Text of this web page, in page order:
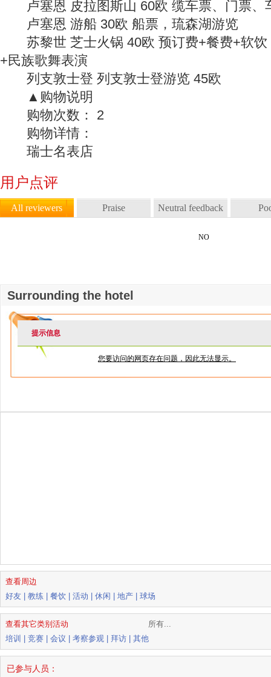
卢塞恩 皮拉图斯山 60欧 缆车票、门票、
卢塞恩 游船 30欧 船票，琉森湖游览
苏黎世 芝士火锅 40欧 预订费+餐费+软饮
+民族歌舞表演
列支敦士登 列支敦士登游览 45欧
▲购物说明
购物次数： 2
购物详情：
瑞士名表店
用户点评
Surrounding the hotel
查看周边
好友
教练 餐饮 活动 休闲 地产 球场
查看其它类别活动
所有...
培训
竞赛 会议 考察参观 拜访 其他
已参与人员：